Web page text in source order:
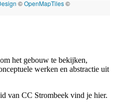
©OpenMapTiles©
het gebouw te bekijken,
werken en abstractie uit
van CC Strombeek vind je hier.